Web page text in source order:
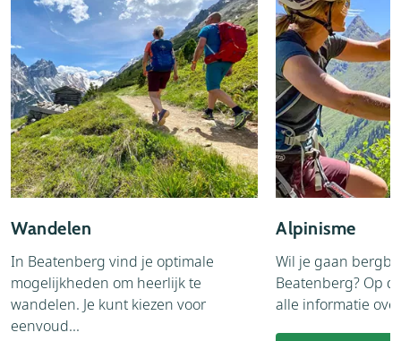
Wandelen
In Beatenberg vind je optimale
mogelijkheden om heerlijk te
wandelen. Je kunt kiezen voor
eenvoud...
Alpinisme
Wil je gaan
Beatenberg? Op
alle informatie